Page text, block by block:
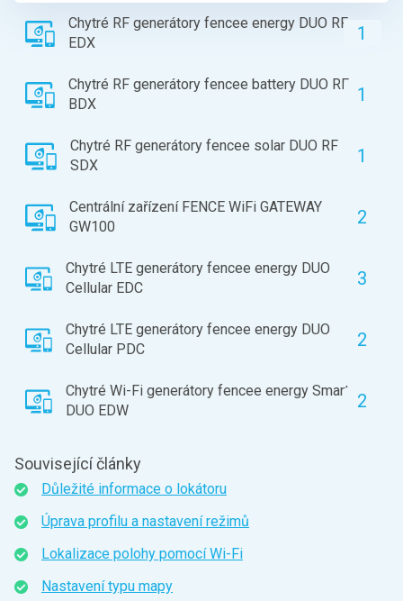
Chytré RF generátory fencee energy DUO RF
EDX
1
Chytré RF generátory fencee battery DUO RF
BDX
1
Chytré RF generátory fencee solar DUO RF
SDX
1
Centrální zařízení FENCE WiFi GATEWAY
GW100
2
Chytré LTE generátory fencee energy DUO
Cellular EDC
3
Chytré LTE generátory fencee energy DUO
Cellular PDC
2
Chytré Wi-Fi generátory fencee energy Smart
DUO EDW
2
Související články
Důležité informace o lokátoru
Úprava profilu a nastavení režimů
Lokalizace polohy pomocí Wi-Fi
Nastavení typu mapy